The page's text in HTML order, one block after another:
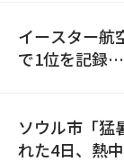
イースター航
で1位を記録…
ソウル市「猛
れた4日、熱